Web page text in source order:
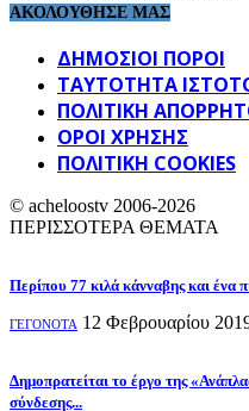
ΑΚΟΛΟΥΘΗΣΕ ΜΑΣ
ΔΗΜΟΣΙΟΙ ΠΟΡΟΙ
ΤΑΥΤΌΤΗΤΑ
ΠΟΛΙΤΙΚΉ
ΌΡΟΙ ΧΡΉΣΗΣ
ΠΟΛΙΤΙΚΗ COOKIES
© acheloostv 2006-2026
ΠΕΡΙΣΣΟΤΕΡΑ ΘΕΜΑΤΑ
Περίπου 77 κιλά κάνναβης και ένα
ΓΕΓΟΝΟΤΑ 12 Φεβρουαρίου
Δημοπρατείται το έργο της
σύνδεσης...